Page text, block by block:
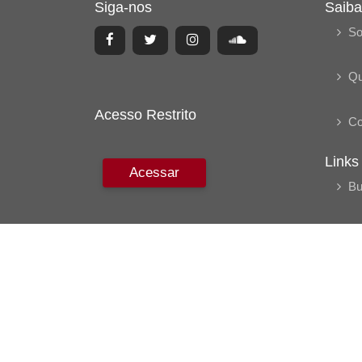
Siga-nos
Acesso Restrito
Acessar